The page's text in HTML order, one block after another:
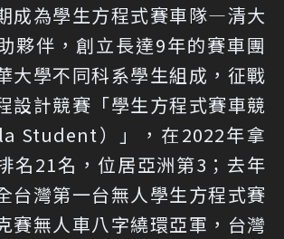
成為學生方程式賽車隊—清大
夥伴，創立長達9年的賽車團
大學不同科系學生組成，征戰
設計競賽「學生方程式賽車競
Student）」，在2022年拿
名21名，位居亞洲第3；去年
台灣第一台無人學生方程式賽
賽無人車八字繞環亞軍，台灣